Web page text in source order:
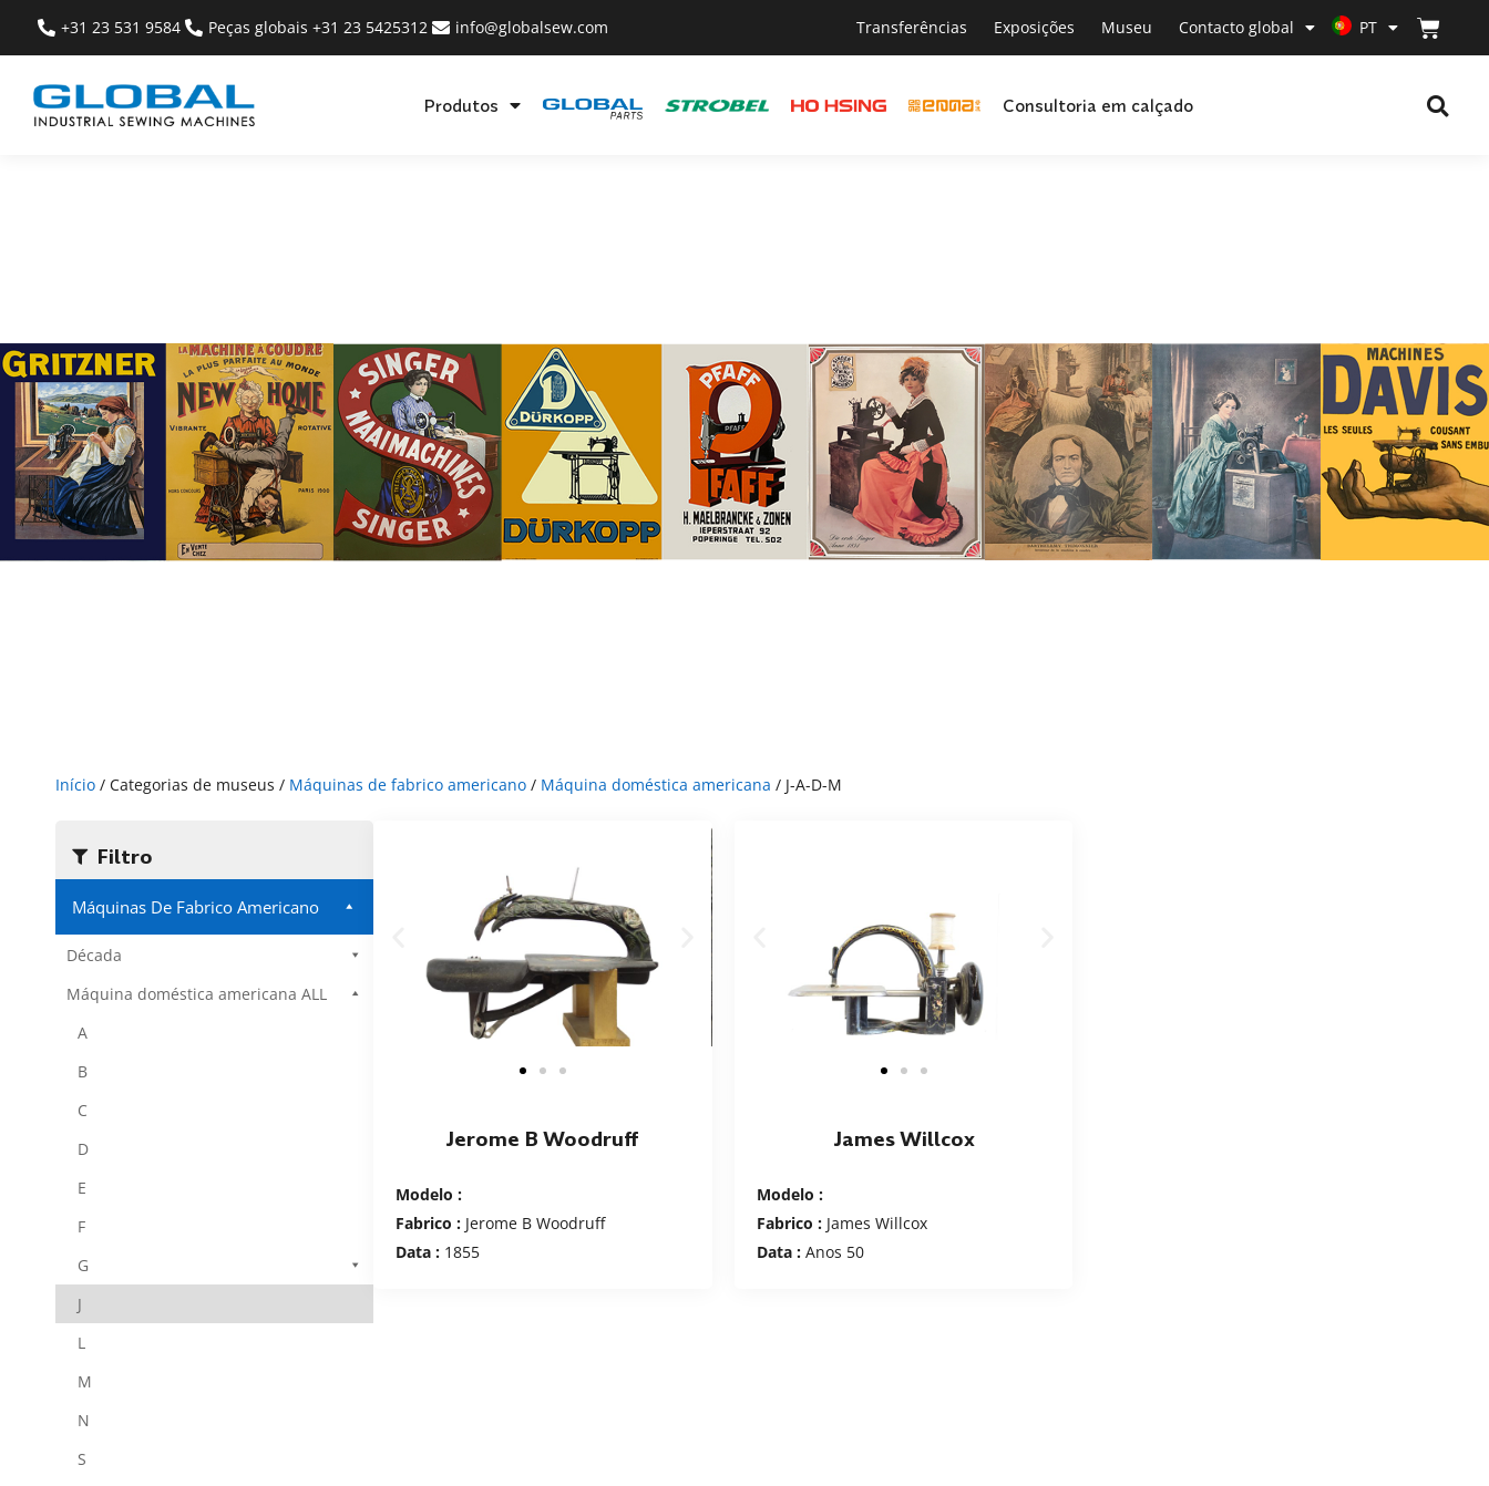
+31 23 531 9584 Peças globais +31 23 5425312 info@globalsew.com Transferências Exposições Museu Contacto global PT
Produtos Consultoria em calçado
Início / Categorias de museus / Máquinas de fabrico americano / Máquina doméstica americana / J-A-D-M
Filtro
Máquinas De Fabrico Americano
Década
Máquina doméstica americana ALL
A
B
C
D
E
F
G
J
L
M
N
S
Jerome B Woodruff
Modelo :
Fabrico : Jerome B Woodruff
Data : 1855
James Willcox
Modelo :
Fabrico :James Willcox
Data :Anos 50